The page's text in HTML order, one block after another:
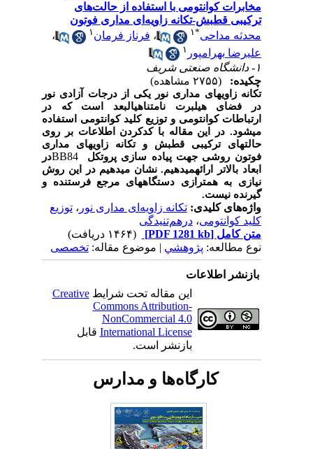
مخابرات کوانتومی با استفاده از حالت‌های
ترکیبی قطبش-تکانه زاویه‌‌ای مداری فوتون
محدثه مداحی
۱ ،فرناز فرمان ۱
،
علیرضا بهرامپور
چکیده:
تکانه زاویه‏ای مداری نور یکی از درجات آزادی نور
در فضای هیلبرت نامتناهی‏البعد است که در
ارتباطات کوانتومی و توزیع کلید کوانتومی استفاده‏
می‏شود. در این مقاله با
کد‏‏کردن اطلاعات بر روی
حالت‏های ترکیبی قطبش و تکانه
زاویه‏‏ای
مداری
فوتون روشی جهت پیاده سازی پروتکل BB84در
ابعاد بالاتر ارائه‏می‏دهیم. نشان ‏می‏‏دهیم در این روش
نیازی به
همترازی دستگاه‏‏‏‏های مرجع فرستنده و
گیرنده نیست.
واژه‌های کلیدی:تکانه زاویه‌‌ای مداری نور، توزیع
کلید کوانتومی،درهم‌تنیدگی
متن کامل[PDF 1281 kb]
نوع مطالعه:پژوهشي| موضوع مقاله:تخصصی
بازنشر اطلاعات
این مقاله تحت شرایطCreative
Commons Attribution-
NonCommercial 4.0
International Licenseقابل
بازنشر است.
کارگاه‌ها و مدارس